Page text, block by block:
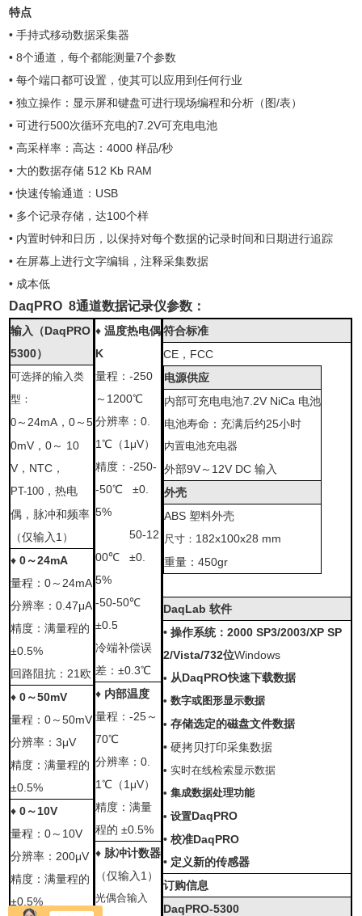
特点
•手持式移动数据采集器
• 8个通道，每个都能测量7个参数
•每个端口都可设置，使其可以应用到任何行业
•独立操作：显示屏和键盘可进行现场编程和分析（图/表）
•可进行500次循环充电的7.2V可充电电池
•高采样率：高达：4000样品/秒
• 大的数据存储 512 Kb RAM
•快速传输通道： USB
• 多个记录存储，达100个样
• 内置时钟和日历，以保持对每个数据的记录时间和日期进行追踪
•在屏幕上进行文字编辑，注释采集数据
• 成本低
DaqPRO 8通道数据记录仪参数：
输入（DaqPRO
5300）
可选择的输入类
型：
0 ～ 24mA ，0～5
0mV ，0～ 10
V ， NTC ，
PT-100 ，热电
偶，脉冲和频率
（仅输入 1 ）
♦0～24mA
量程：0～ 24mA
分辨率：0.47μA
精度：满量程的
±0.5%
回路阻抗： 21欧
♦0～50mV
量程：0～50mV
分辨率：3μV
精度：满量程的
±0.5%
♦0～10V
量程：0～ 10V
分辨率： 200μV
精度：满量程的
±0.5%
♦温度热电偶
K
量程：-250
～ 1200℃
分辨率：0.
1℃ （1μV）
精度：-250-
-50℃
±0.
5%
50-12
00℃
±0.
5%
-50-50℃
±0.5
冷端补偿误
差：±0.3℃
♦ 内部温度
量程：-25～
70℃
分辨率：0.
1℃ （1μV）
精度：满量
程的 ±0.5%
♦ 脉冲计数器
（仅输入 1 ）
光偶合输入
符合标准
CE ， FCC
电源供应
内部可充电电池7.2V NiCa 电池
电池寿命：充满后约25小时
内置电池充电器
外部9V～ 12V DC输入
外壳
ABS 塑料外壳
尺寸： 182x100x28 mm
重量：450gr
DaqLab软件
•操作系统：2000 SP3/2003/XP SP
2/Vista/732位Windows
• 从DaqPRO快速下载数据
•数字或图形显示数据
•存储选定的磁盘文件数据
•硬拷贝打印采集数据
•实时在线检索显示数据
•集成数据处理功能
•设置DaqPRO
•校准DaqPRO
• 定义新的传感器
订购信息
DaqPRO-5300